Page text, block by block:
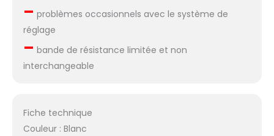
– problèmes occasionnels avec le système de
réglage
– bande de résistance limitée et non
interchangeable
Fiche technique
Couleur : Blanc